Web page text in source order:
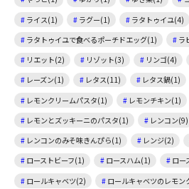
ライス(1)
ラグー(1)
ラタトゥイユ(4)
ラタトゥイユで食べるポーチドエッグ(1)
ラ
リエット(2)
リゾット(3) リンゴ(4)
レーズン(1)
レタス(11) レタス鍋(1)
レモンクリームパスタ(1)
レモンチキン(1)
レモンとズッキーニのパスタ(1)
レンコン(9)
レンコンのみそ味きんぴら(1)
レンジ(2)
ローストビーフ(1)
ロースハム(1)
ロー
ロールキャベツ(2)
ロールキャベツのレモン